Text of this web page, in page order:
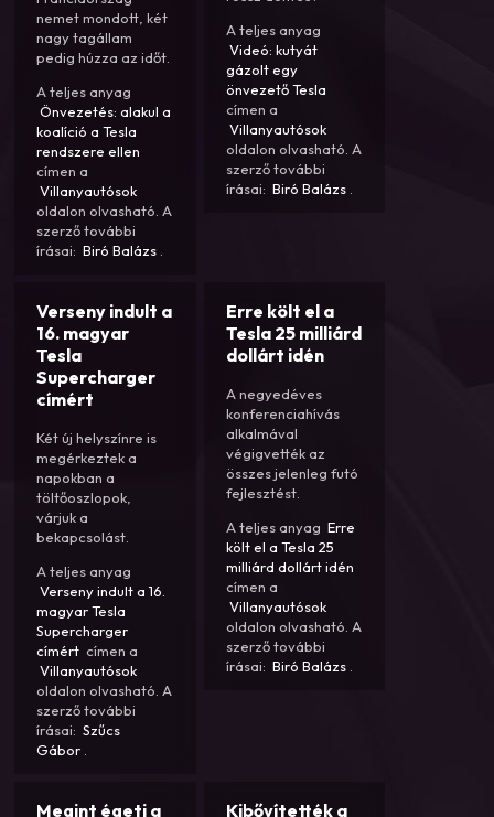
nemet mondott, két
nagy tagállam
pedig húzza az időt.
A teljes anyag
Önvezetés: alakul a
koalíció a Tesla
rendszere ellen
címen a
Villanyautósok
oldalon olvasható. A
szerző további
írásai: Biró Balázs
A teljes anyag
Videó: kutyát
gázolt egy
önvezető Tesla
címen a
Villanyautósok
oldalon olvasható. A
szerző további
írásai: Biró Balázs
Verseny indult a
16. magyar
Tesla
Supercharger
címért
Két új helyszínre is
megérkeztek a
napokban a
töltőoszlopok,
várjuk a
bekapcsolást.
A teljes anyag
Verseny indult a 16.
magyar Tesla
Supercharger
címért címen a
Villanyautósok
oldalon olvasható. A
szerző további
írásai: Szűcs
Gábor
Erre költ el a
Tesla 25 milliárd
dollárt idén
A negyedéves
konferenciahívás
alkalmával
végigvették az
összes jelenleg futó
fejlesztést.
A teljes anyag Erre
költ el a Tesla 25
milliárd dollárt idén
címen a
Villanyautósok
oldalon olvasható. A
szerző további
írásai: Biró Balázs
Megint égeti a
Kibővítették a